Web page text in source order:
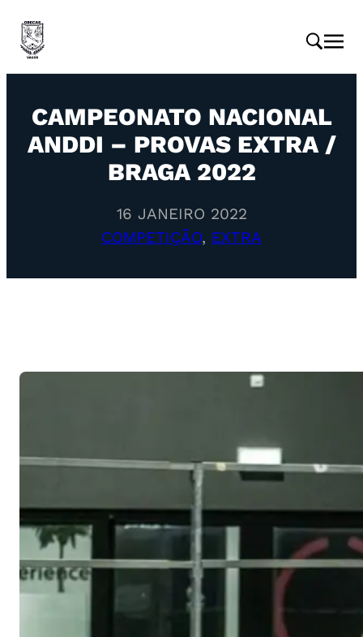
CAMPEONATO NACIONAL
ANDDI – PROVAS EXTRA /
BRAGA 2022
16 JANEIRO 2022
COMPETIÇÃO, EXTRA